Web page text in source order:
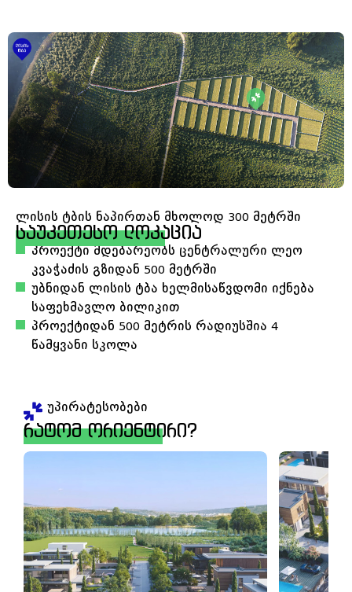
ლისის ტბის ნაპირთან მხოლოდ 300 მეტრში
საუკეთესო ლოკაცია
პროექტი მდებარეობს ცენტრალური ლეო
კვაჭაძის გზიდან 500 მეტრში
უბნიდან ლისის ტბა ხელმისაწვდომი იქნება
საფეხმავლო ბილიკით
პროექტიდან 500 მეტრის რადიუსშია 4
წამყვანი სკოლა
უპირატესობები
რატომ ორიენტირი?